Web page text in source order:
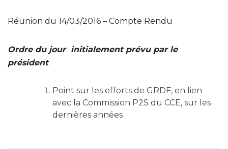
Réunion du 14/03/2016 – Compte Rendu
Ordre du jour initialement prévu par le
président
Point sur les efforts de GRDF, en lien
avec la Commission P2S du CCE, sur les
dernières années